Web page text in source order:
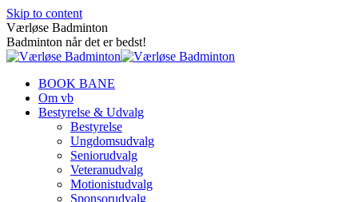
Skip to content
Værløse Badminton
Badminton når det er bedst!
BOOK BANE
Om vb
Bestyrelse & Udvalg
Bestyrelse
Ungdomsudvalg
Seniorudvalg
Veteranudvalg
Motionistudvalg
Sponsorudvalg